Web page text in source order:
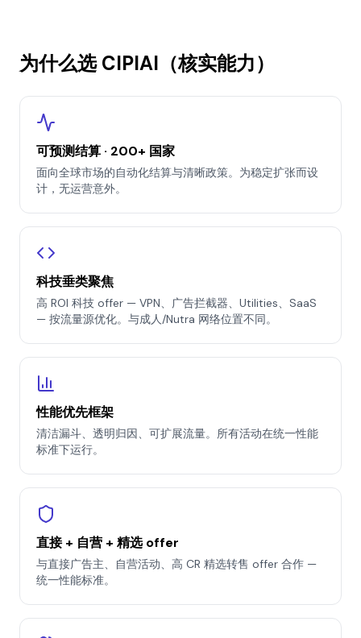
为什么选 CIPIAI（核实能力）
可预测结算 · 200+ 国家
面向全球市场的自动化结算与清晰政策。为稳定扩张而设
计，无运营意外。
科技垂类聚焦
高 ROI 科技 offer — VPN、广告拦截器、Utilities、SaaS
— 按流量源优化。与成人/Nutra 网络位置不同。
性能优先框架
清洁漏斗、透明归因、可扩展流量。所有活动在统一性能
标准下运行。
直接 + 自营 + 精选 offer
与直接广告主、自营活动、高 CR 精选转售 offer 合作 —
统一性能标准。